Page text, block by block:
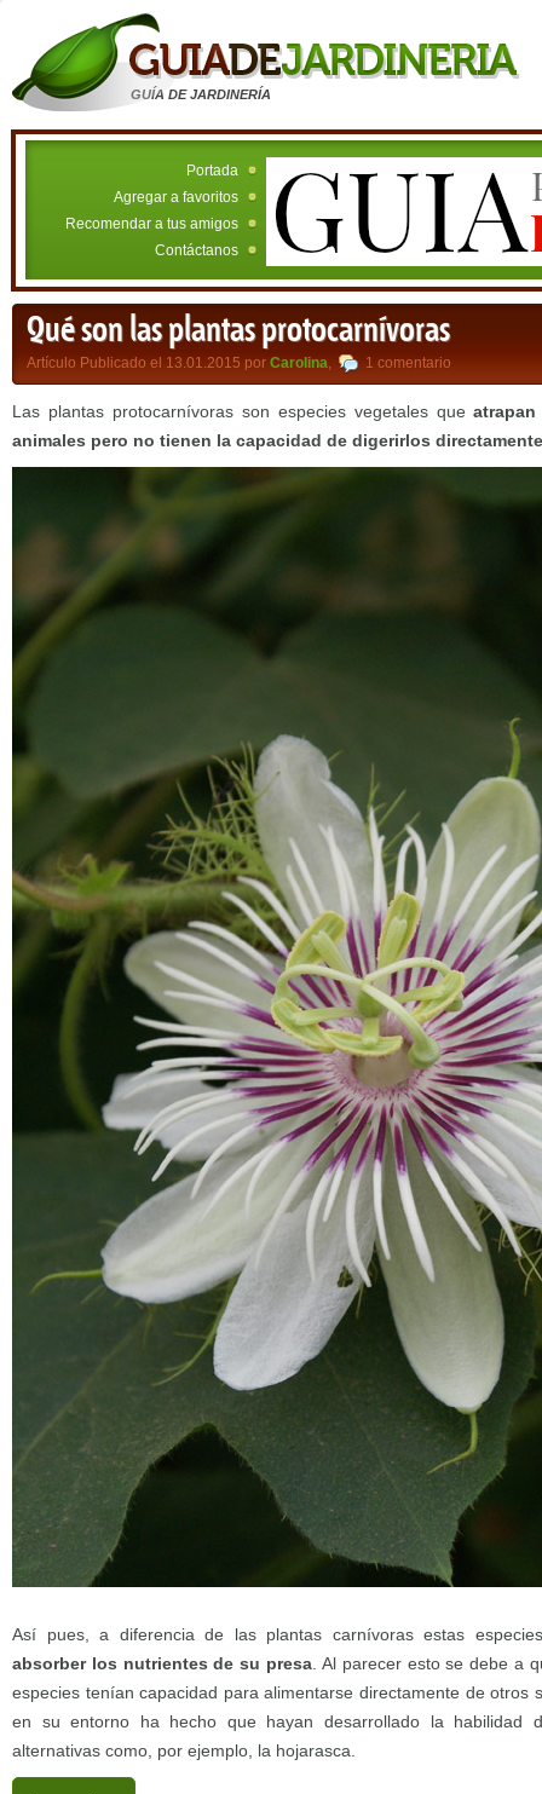
GUÍA DE JARDINERÍA
Portada
Agregar a favoritos
Recomendar a tus amigos
Contáctanos
Qué son las plantas protocarnívoras
Artículo Publicado el 13.01.2015 por Carolina, 1 comentario
Las plantas protocarnívoras son especies vegetales que
animales pero no tienen la capacidad de digerirlos directamente
Así pues, a diferencia de las plantas carnívoras estas
absorber los nutrientes de su presa . Al parecer esto se debe a
especies tenían capacidad para alimentarse directamente de otros
en su entorno ha hecho que hayan desarrollado la habilidad
alternativas como, por ejemplo, la hojarasca.